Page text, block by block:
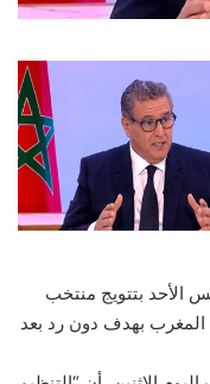
الأحد بتتويج منتخب
بهدف دون رد بعد